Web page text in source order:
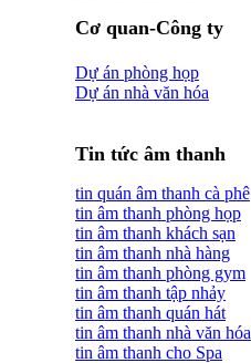
Cơ quan-Công ty
Dự án phòng họp
Dự án nhà văn hóa
Tin tức âm thanh
tin quán âm thanh cà phê
tin âm thanh phòng họp
tin âm thanh khách sạn
tin âm thanh nhà hàng
tin âm thanh phòng gym
tin âm thanh tập nhảy
tin âm thanh quán hát
tin âm thanh nhà văn hóa
tin âm thanh cho Spa